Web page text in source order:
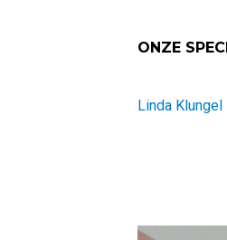
ONZE
Linda Klungel